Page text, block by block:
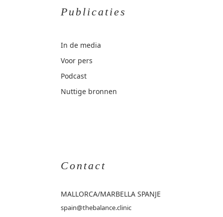
Publicaties
In de media
Voor pers
Podcast
Nuttige bronnen
Contact
MALLORCA/MARBELLA SPANJE
spain@thebalance.clinic